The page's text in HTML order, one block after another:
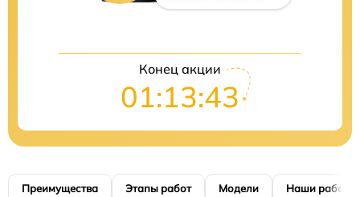
Конец акции
01:13:42
Преимущества Этапы работ Модели Наши работы